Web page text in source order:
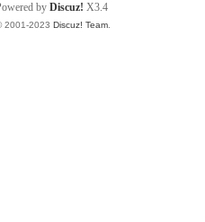
by Discuz! X3.4
2001-2023 Discuz! Team